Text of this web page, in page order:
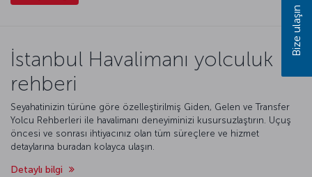
İstanbul Havalimanı yolculuk
rehberi
Seyahatinizin türüne göre özelleştirilmiş Giden, Gelen ve Transfer
Yolcu Rehberleri ile havalimanı deneyiminizi kusursuzlaştırın. Uçuş
öncesi ve sonrası ihtiyacınız olan tüm süreçlere ve hizmet
detaylarına buradan kolayca ulaşın.
Detaylı bilgi
Bize ulaşın